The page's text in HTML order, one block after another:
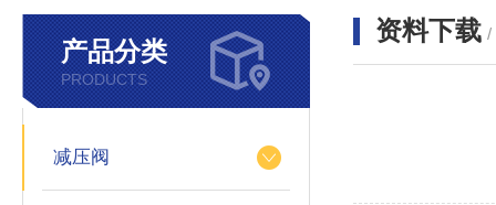
产品分类
PRODUCTS
减压阀
资料下载 /